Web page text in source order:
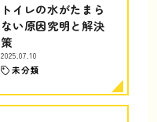
トイレの水がたまら
ない原因究明と解決
策
2025.07.10
未分類